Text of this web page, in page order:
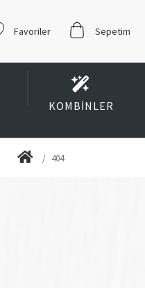
Favoriler Sepetim
KOMBINLER
404